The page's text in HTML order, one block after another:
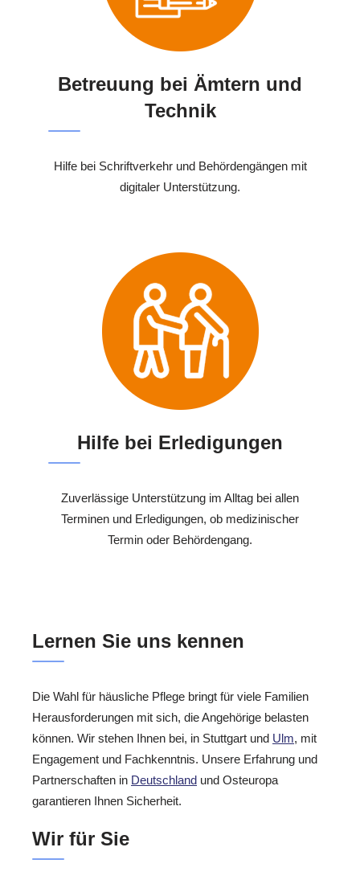
Betreuung bei Ämtern und
Technik
Hilfe bei Schriftverkehr und Behördengängen mit
digitaler Unterstützung.
Hilfe bei Erledigungen
Zuverlässige Unterstützung im Alltag bei allen
Terminen und Erledigungen, ob medizinischer
Termin oder Behördengang.
Lernen Sie uns kennen
Die Wahl für häusliche Pflege bringt für viele Familien
Herausforderungen mit sich, die Angehörige belasten
können. Wir stehen Ihnen bei, in Stuttgart und Ulm, mit
Engagement und Fachkenntnis. Unsere Erfahrung und
Partnerschaften in Deutschland und Osteuropa
garantieren Ihnen Sicherheit.
Wir für Sie